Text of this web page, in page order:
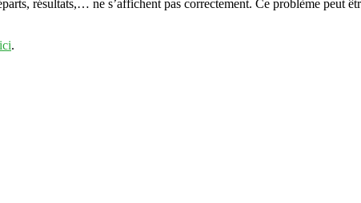
résultats,… ne s’affichent pas correctement. Ce problème peut
ici.